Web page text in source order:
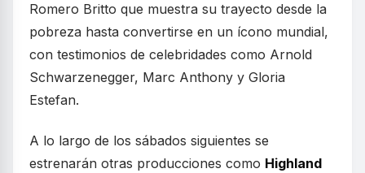
Romero Britto que muestra su trayecto desde la
pobreza hasta convertirse en un ícono mundial,
con testimonios de celebridades como Arnold
Schwarzenegger, Marc Anthony y Gloria
Estefan.
A lo largo de los sábados siguientes se
estrenarán otras producciones como Highland